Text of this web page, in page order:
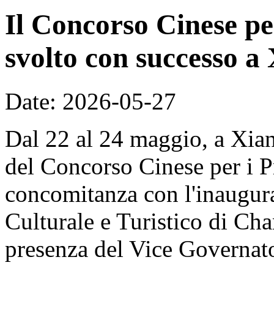
Il Concorso Cinese
svolto con successo
Date: 2026-05-27
Dal 22 al 24 maggio, a
del Concorso Cinese per
concomitanza con
Culturale e Turistico di
presenza del Vice